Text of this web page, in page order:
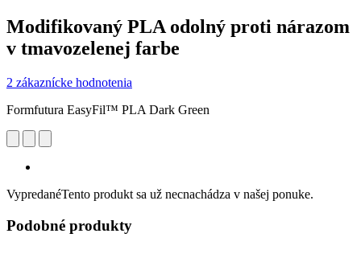
Modifikovaný PLA odolný proti nárazom
v tmavozelenej farbe
2 zákaznícke hodnotenia
Formfutura EasyFil™ PLA Dark Green
VypredanéTento produkt sa už necnachádza v našej ponuke.
Podobné produkty